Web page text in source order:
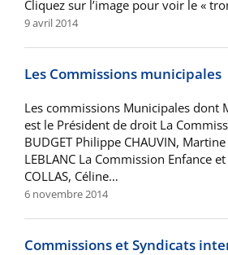
Cliquez sur l’image pour voir le «
9 avril 2014
Les Commissions municipales
Les commissions Municipales dont
est le Président de droit La
BUDGET Philippe CHAUVIN,
LEBLANC La Commission Enfance
COLLAS, Céline…
6 novembre 2014
Commissions et Syndicats